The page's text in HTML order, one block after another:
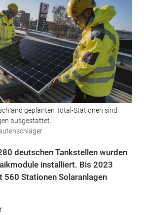
geplanten Total-Stationen sind
ausgestattet.
deutschen Tankstellen wurden
installiert. Bis 2023
560 Stationen Solaranlagen